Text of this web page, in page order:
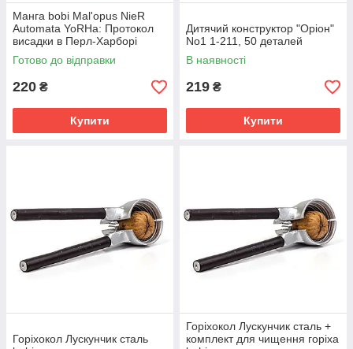
Манга bobi Mal'opus NieR
Automata YoRHa: Протокол
висадки в Перл-Харборі
українською мовою 1 M M
NRA 1
Готово до відправки
220 ₴
Купити
Дитячий конструктор "Оріон"
No1 1-211, 50 деталей
В наявності
219 ₴
Купити
Горіхокол Лускунчик сталь
Горіхокол Лускунчик сталь +
комплект для чищення горіха